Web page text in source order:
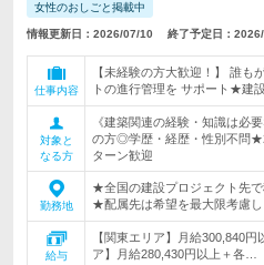
女性のおしごと掲載中
情報更新日：2026/07/10 終了予定日：
仕事内容
【未経験の方大歓迎！】 誰も
トの進行管理を サポート★建
対象と
なる方
《建築関連の経験・知識は必
の方◎学歴・経歴・性別不問
ターン歓迎
勤務地
★全国の建設プロジェクト先
★配属先は希望を最大限考慮
給与
【関東エリア】月給300,840
ア】月給280,430円以上＋各…